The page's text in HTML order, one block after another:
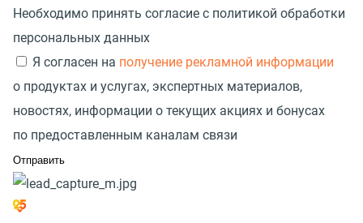
Необходимо принять согласие с политикой обработки
персональных данных
Я согласен на получение рекламной информации
о продуктах и услугах, экспертных материалов,
новостях, информации о текущих акциях и бонусах
по предоставленным каналам связи